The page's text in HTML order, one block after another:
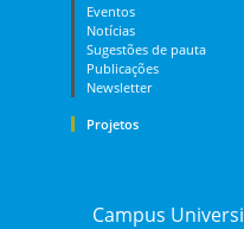
Eventos
Notícias
Sugestões de pauta
Publicações
Newsletter
Projetos
Campus